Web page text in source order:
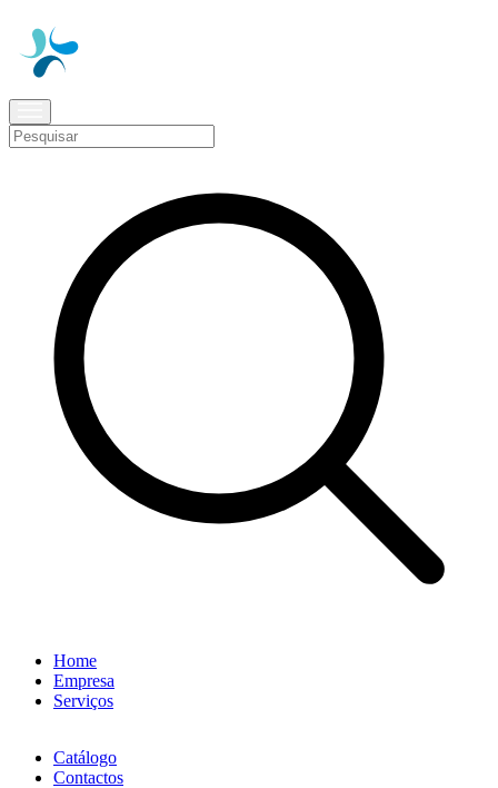
Home
Empresa
Serviços
Catálogo
Contactos